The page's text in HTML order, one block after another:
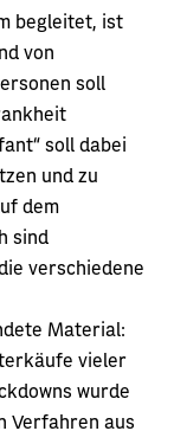
begleitet, ist
von
soll
soll dabei
und zu
dem
sind
verschiedene
Material:
vieler
wurde
Verfahren aus